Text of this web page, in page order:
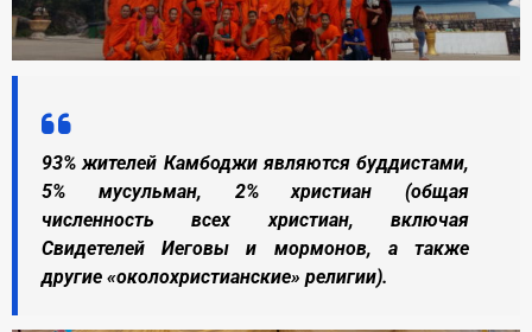
93% жителей Камбоджи являются буддистами,
5% мусульман, 2% христиан (общая
численность всех христиан, включая
Свидетелей Иеговы и мормонов, а также
другие «околохристианские» религии).